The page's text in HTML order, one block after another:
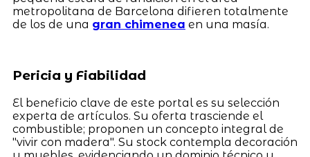
metropolitana de Barcelona difieren totalmente
de los de una gran chimenea en una masía.
Pericia y Fiabilidad
El beneficio clave de este portal es su selección
experta de artículos. Su oferta trasciende el
combustible; proponen un concepto integral de
"vivir con madera". Su stock contempla decoración